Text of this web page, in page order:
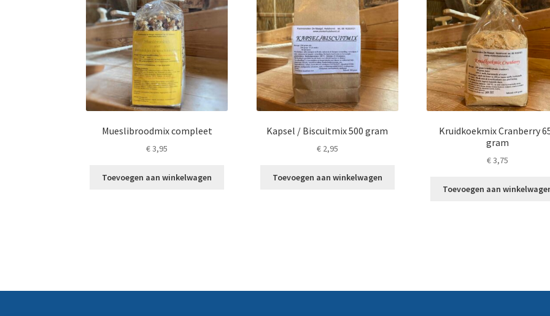
Mueslibroodmix compleet
€3,95
Toevoegen aan winkelwagen
Kapsel / Biscuitmix 500 gram
€2,95
Toevoegen aan winkelwagen
Kruidkoekmix Cranberry
gram
€3,75
Toevoegen aan